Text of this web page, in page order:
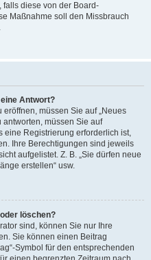
falls diese von der Board-
Maßnahme soll den Missbrauch
Antwort?
müssen Sie auf „Neues
antworten, müssen Sie auf
eine Registrierung erforderlich ist,
Ihre Berechtigungen sind jeweils
aufgelistet. Z. B. „Sie dürfen neue
erstellen“ usw.
löschen?
sind, können Sie nur Ihre
Sie können einen Beitrag
Symbol für den entsprechenden